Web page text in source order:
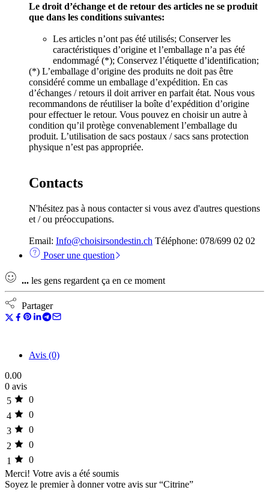
Le droit d’échange et de retour des articles ne se produit
que dans les conditions suivantes:
Les articles n’ont pas été utilisés; Conserver les
caractéristiques d’origine et l’emballage n’a pas été
endommagé (*); Conservez l’étiquette d’identification;
(*) L’emballage d’origine des produits ne doit pas être
considéré comme un emballage d’expédition. En cas
d’échanges / retours il doit arriver en parfait état. Nous vous
recommandons de réutiliser la boîte d’expédition d’origine
pour effectuer le retour. Vous pouvez en choisir un autre à
condition qu’il protège convenablement l’emballage du
produit. L’utilisation de sacs postaux / sacs sans protection
physique n’est pas appropriée.
Contacts
N'hésitez pas à nous contacter si vous avez d'autres questions
et / ou préoccupations.
Email: Info@choisirsondestin.ch Téléphone: 078/699 02 02
Poser une question
... les gens regardent ça en ce moment
Partager
Avis (0)
0.00
0 avis
5
0
4
0
3
0
2
0
1
0
Merci! Votre avis a été soumis
Soyez le premier à donner votre avis sur “Citrine”